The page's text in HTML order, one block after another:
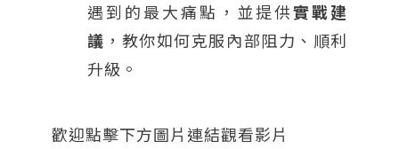
遇到的最大痛點，並提供實戰建
議 ，教你如何克服內部阻力、順利
升級。
歡迎點擊下方圖片連結觀看影片